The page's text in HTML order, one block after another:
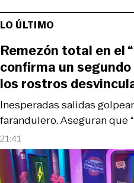
LO ÚLTIMO
21:41
Inesperadas salidas
farandulero. Aseguran que
Remezón total en el
confirma un
los rostros